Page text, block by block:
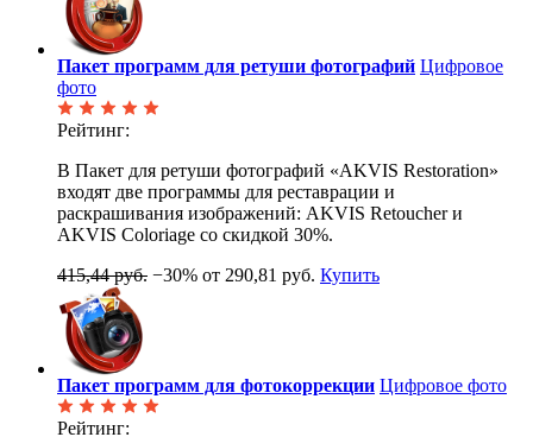
Пакет программ для ретуши фотографий Цифровое
фото
Рейтинг:
В Пакет для ретуши фотографий «AKVIS Restoration»
входят две программы для реставрации и
раскрашивания изображений: AKVIS Retoucher и
AKVIS Coloriage со скидкой 30%.
415,44 руб. −30% от 290,81 руб. Купить
Пакет программ для фотокоррекции Цифровое фото
Рейтинг: